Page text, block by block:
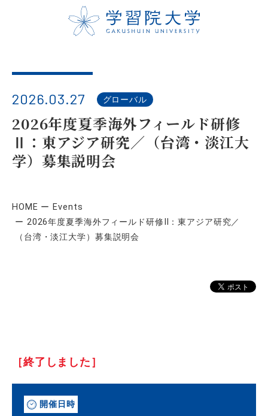
2026.03.27 グローバル
2026年度夏季海外フィールド研修
Ⅱ：東アジア研究／（台湾・淡江大
学）募集説明会
HOME
Events
2026年度夏季海外フィールド研修Ⅱ：東アジア研究／
（台湾・淡江大学）募集説明会
［終了しました］
開催日時